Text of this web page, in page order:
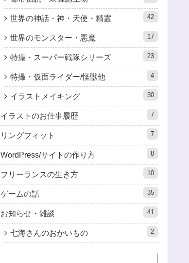
世界の神話・神・天使・精霊 42
世界のモンスター・悪魔 17
特撮・スーパー戦隊シリーズ 23
特撮・仮面ライダー/怪獣他 4
イラストメイキング 30
イラストのお仕事履歴 7
リングフィット 7
WordPress/サイトの作り方 8
フリーランスの生き方 10
ゲームの話 35
お知らせ・雑談 41
七海さんのおかいもの 2